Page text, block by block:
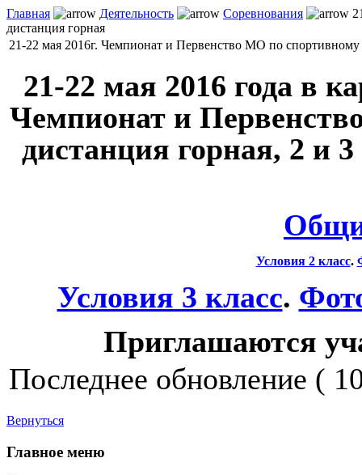
Главная Деятельность Соревнования
дистанция горная
21-22 мая 2016г. Чемпионат и Первенство МО по спортивному
21-22 мая 2016 года в
Чемпионат и
дистанция горная, 2 и
Условия 2 класс.
Условия 3 класс.
Приглашаются
Последнее обновление (
Вернуться
Главное меню